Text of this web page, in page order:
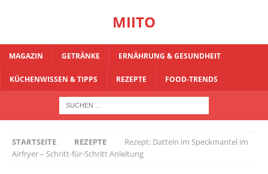
MIITO
MAGAZIN GETRÄNKE ERNÄHRUNG & GESUNDHEIT
KÜCHENWISSEN & TIPPS REZEPTE FOOD-TRENDS
STARTSEITE REZEPTE
Rezept: Datteln im Speckmantel im
Airfryer – Schritt-für-Schritt Anleitung